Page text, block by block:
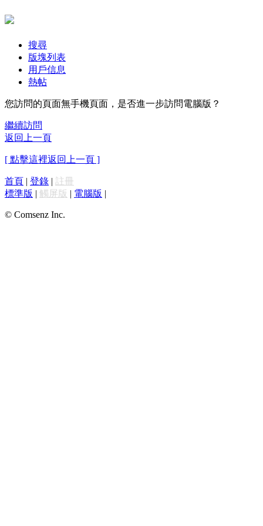
搜尋
版塊列表
用戶信息
熱帖
您訪問的頁面無手機頁面，是否進一步訪問電腦版？
繼續訪問
返回上一頁
[ 點擊這裡返回上一頁 ]
首頁 | 登錄 | 註冊
標準版 | 觸屏版 | 電腦版 |
© Comsenz Inc.